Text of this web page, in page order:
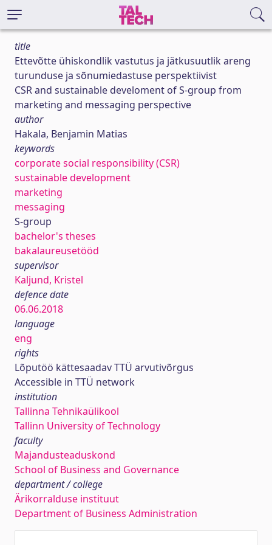
title
Ettevõtte ühiskondlik vastutus ja jätkusuutlik areng
turunduse ja sõnumiedastuse perspektiivist
CSR and sustainable develoment of S-group from
marketing and messaging perspective
author
Hakala, Benjamin Matias
keywords
corporate social responsibility (CSR)
sustainable development
marketing
messaging
S-group
bachelor's theses
bakalaureusetööd
supervisor
Kaljund, Kristel
defence date
06.06.2018
language
eng
rights
Lõputöö kättesaadav TTÜ arvutivõrgus
Accessible in TTÜ network
institution
Tallinna Tehnikaülikool
Tallinn University of Technology
faculty
Majandusteaduskond
School of Business and Governance
department / college
Ärikorralduse instituut
Department of Business Administration